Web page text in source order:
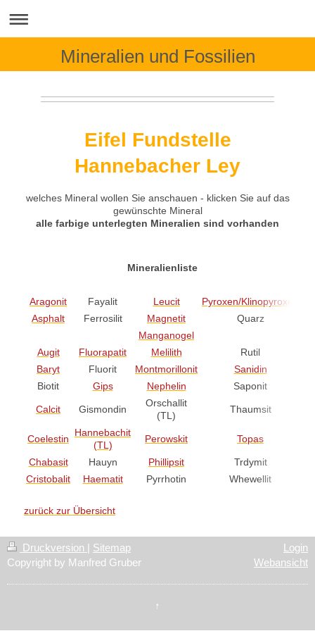
Mineralien und Fossilien
Eifel Fundstelle
Hannebacher Ley
welches Mineral wollen Sie anschauen - klicken Sie auf das
gewünschte Mineral
alle farbige unterlegten Mineralien sind vorhanden
Mineralienliste
Aragonit Fayalit Leucit
Pyroxen/Klinopyroxen
Asphalt
Ferrosilit Magnetit
Quarz
Manganogel
Augit
Fluorapatit Melilith
Rutil
Baryt
Fluorit Montmorillonit
Sanidin
Biotit
Gips Nephelin Saponit
Calcit Gismondin
Orschallit
(TL)
Thaumsit
Coelestin
Hannebachit
(TL)
Perowskit Topas
Chabasit Hauyn Phillipsit
Trdymit
Cristobalit
Haematit Pyrrhotin Whewellit
zurück zur Übersicht
Druckversion | Sitemap
Copyright by Manfred Gruber
Login
Webansicht
↑